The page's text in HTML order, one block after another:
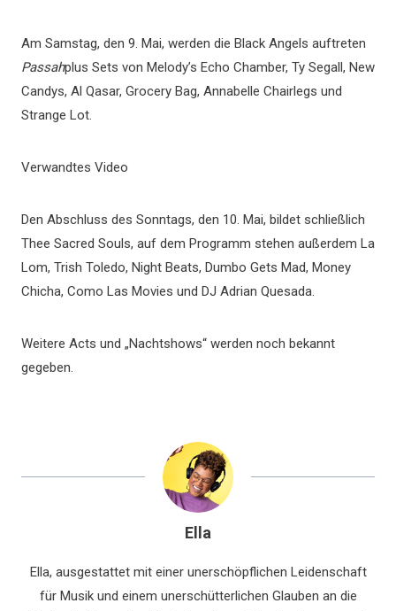
Am Samstag, den 9. Mai, werden die Black Angels auftreten
Passahplus Sets von Melody’s Echo Chamber, Ty Segall, New
Candys, Al Qasar, Grocery Bag, Annabelle Chairlegs und
Strange Lot.
Verwandtes Video
Den Abschluss des Sonntags, den 10. Mai, bildet schließlich
Thee Sacred Souls, auf dem Programm stehen außerdem La
Lom, Trish Toledo, Night Beats, Dumbo Gets Mad, Money
Chicha, Como Las Movies und DJ Adrian Quesada.
Weitere Acts und „Nachtshows“ werden noch bekannt
gegeben.
Ella
Ella, ausgestattet mit einer unerschöpflichen Leidenschaft
für Musik und einem unerschütterlichen Glauben an die